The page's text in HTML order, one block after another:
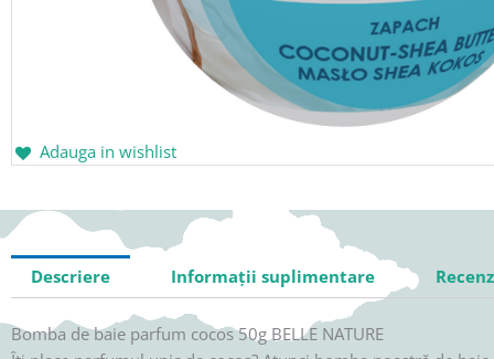
Adauga in wishlist
Descriere Informații suplimentare
Bomba de baie parfum cocos 50g BELLE NATURE